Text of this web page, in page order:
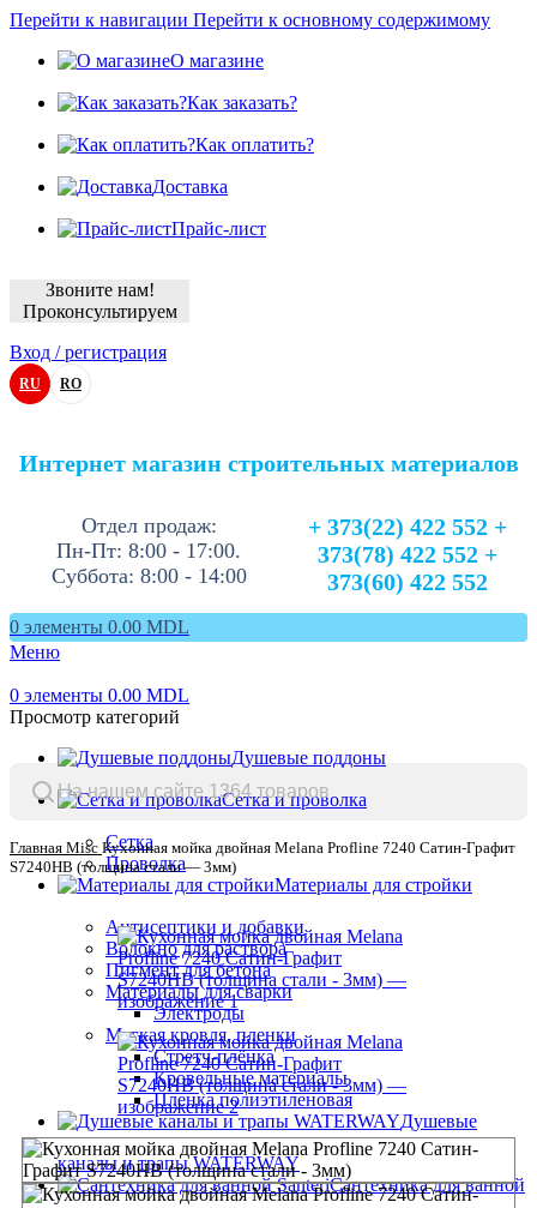
Перейти к навигации Перейти к основному содержимому
О магазине
Как заказать?
Как оплатить?
Доставка
Прайс-лист
Звоните нам!
Проконсультируем
Вход / регистрация
RU RO
Интернет магазин строительных материалов
Отдел продаж:
Пн-Пт: 8:00 - 17:00.
Суббота: 8:00 - 14:00
+ 373(22) 422 552 +
373(78) 422 552 +
373(60) 422 552
0 элементы 0.00 MDL
Меню
0 элементы 0.00 MDL
Просмотр категорий
Душевые поддоны
Сетка и проволка
Сетка
Проволка
Материалы для стройки
Антисептики и добавки
Волокно для раствора
Пигмент для бетона
Материалы для сварки
Электроды
Мягкая кровля, пленки
Стретч-плёнка
Кровельные материалы
Пленка полиэтиленовая
Душевые
каналы и трапы WATERWAY
Сантехника для ванной
Главная Misc Кухонная мойка двойная Melana Profline 7240 Сатин-Графит
S7240HB (толщина стали — 3мм)